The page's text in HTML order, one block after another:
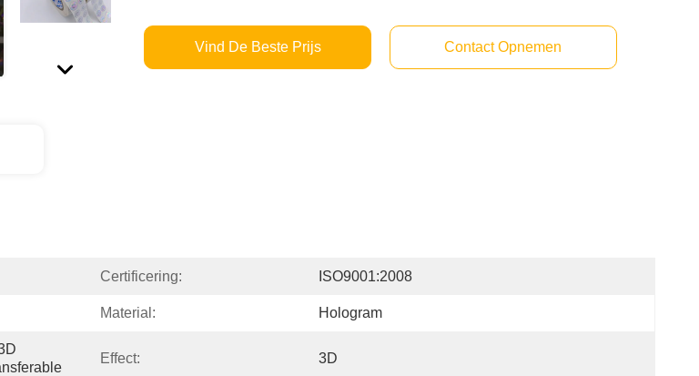
Vind De Beste Prijs Contact Opnemen
Certificering: ISO9001:2008
Material: Hologram
Effect: 3D